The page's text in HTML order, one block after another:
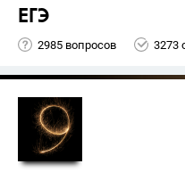
ЕГЭ
2985 вопросов 3273